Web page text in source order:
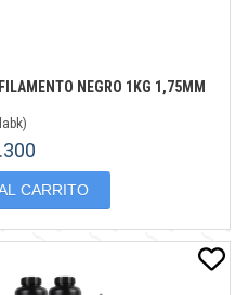
NEGRO 1KG 1,75MM
)
CARRITO